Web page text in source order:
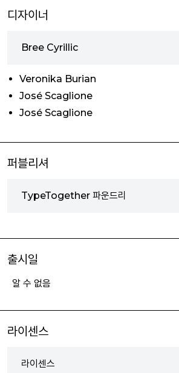
디자이너
Bree Cyrillic
Veronika Burian
José Scaglione
José Scaglione
퍼블리셔
TypeTogether 파운드리
출시일
알 수 없음
라이센스
라이센스